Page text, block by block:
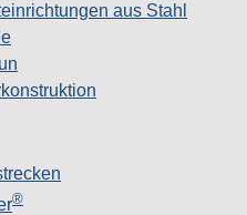
aus Stahl
®